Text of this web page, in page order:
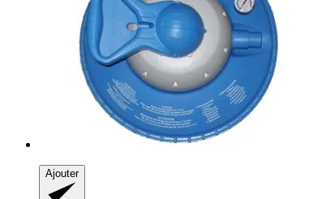
Ajouter